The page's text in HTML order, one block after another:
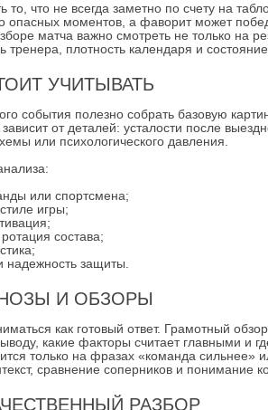
то, что не всегда заметно по счету на
опасных моментов, а фаворит может
матча важно смотреть не только на
тренера, плотность календаря и
УЧИТЫВАТЬ
события полезно собрать базовую
от деталей: усталости после
или психологического давления.
или спортсмена;
игры;
состава;
надежность защиты.
И ОБЗОРЫ
как готовый ответ. Грамотный
какие факторы считает главными и
только на фразах «команда сильнее»
сравнение соперников и понимание
РАЗБОР